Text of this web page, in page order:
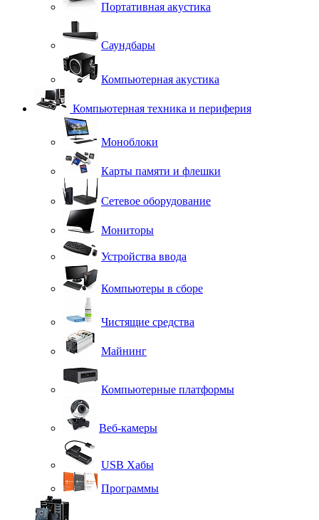
Портативная акустика
Саундбары
Компьютерная акустика
Компьютерная техника и периферия
Моноблоки
Карты памяти и флешки
Сетевое оборудование
Мониторы
Устройства ввода
Компьютеры в сборе
Чистящие средства
Майнинг
Компьютерные платформы
Веб-камеры
USB Хабы
Программы